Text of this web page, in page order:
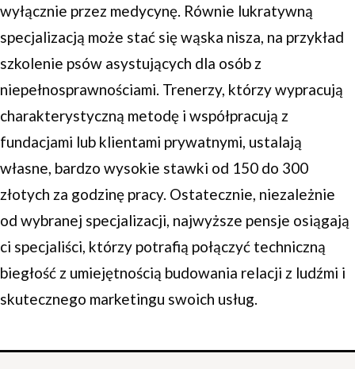
wyłącznie przez medycynę. Równie lukratywną
specjalizacją może stać się wąska nisza, na przykład
szkolenie psów asystujących dla osób z
niepełnosprawnościami. Trenerzy, którzy wypracują
charakterystyczną metodę i współpracują z
fundacjami lub klientami prywatnymi, ustalają
własne, bardzo wysokie stawki od 150 do 300
złotych za godzinę pracy. Ostatecznie, niezależnie
od wybranej specjalizacji, najwyższe pensje osiągają
ci specjaliści, którzy potrafią połączyć techniczną
biegłość z umiejętnością budowania relacji z ludźmi i
skutecznego marketingu swoich usług.